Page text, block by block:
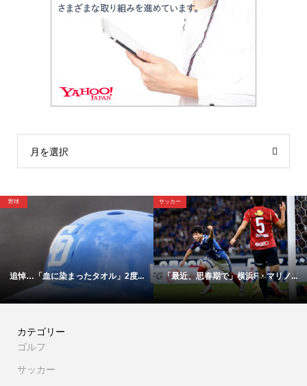
月を選択
悼…「血に染まったタオル」2度...
サッカー
「最近、思春期で」横浜F・マリノ...
サ
カテゴリー
ゴルフ
サッカー